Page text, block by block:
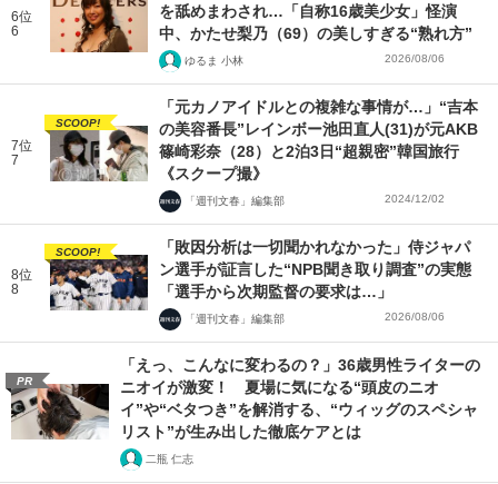
6位
6
を舐めまわされ…「自称16歳美少女」怪演
中、かたせ梨乃（69）の美しすぎる“熟れ方”
ゆるま 小林 2026/08/06
7位
7
SCOOP!
「元カノアイドルとの複雑な事情が…」“吉本
の美容番長”レインボー池田直人(31)が元AKB
篠崎彩奈（28）と2泊3日“超親密”韓国旅行
《スクープ撮》
「週刊文春」編集部 2024/12/02
8位
8
SCOOP!
「敗因分析は一切聞かれなかった」侍ジャパ
ン選手が証言した“NPB聞き取り調査”の実態
「選手から次期監督の要求は…」
「週刊文春」編集部 2026/08/06
PR
「えっ、こんなに変わるの？」36歳男性ライターの
ニオイが激変！ 夏場に気になる“頭皮のニオ
イ”や“ベタつき”を解消する、“ウィッグのスペシャ
リスト”が生み出した徹底ケアとは
二瓶 仁志